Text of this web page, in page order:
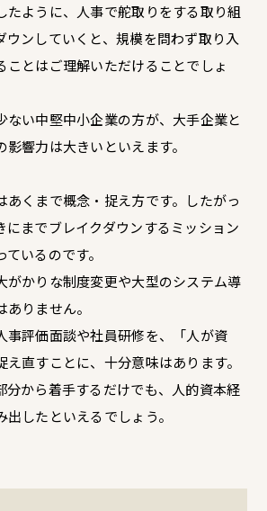
たように、人事で舵取りをする取り組
ウンしていくと、規模を問わず取り入
ことはご理解いただけることでしょ
ない中堅中小企業の方が、大手企業と
響力は大きいといえます。
あくまで概念・捉え方です。したがっ
にまでブレイクダウンするミッション
いるのです。
がかりな制度変更や大型のシステム導
りません。
事評価面談や社員研修を、「人が資
直すことに、十分意味はあります。
分から着手するだけでも、人的資本経
したといえるでしょう。